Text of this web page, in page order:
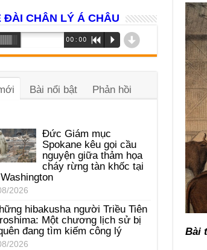
Bài
ĐÀI CHÂN LÝ Á CHÂU
00:00 R P d
Bài nổi bật Phản hồi
Đức Giám mục
Spokane kêu gọi cầu
nguyện giữa thảm họa
cháy rừng tàn khốc tại
2026
hibakusha người Triều Tiên
Một chương lịch sử bị
đang tìm kiếm công lý
2026